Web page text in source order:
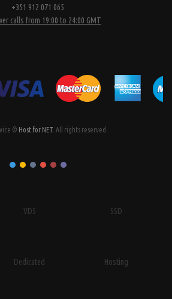
+351 912 071 065
calls from 19:00 to 24:00 GMT
© Host for NET. All rights reserved.
VDS SSD
Dedicated Hosting